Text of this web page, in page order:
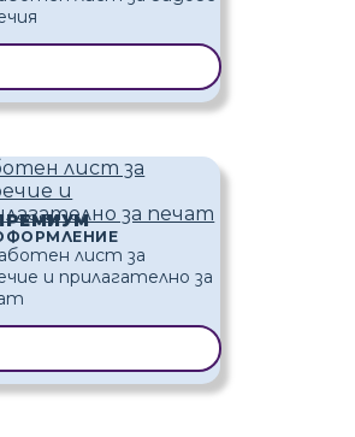
лист за
и
за печат